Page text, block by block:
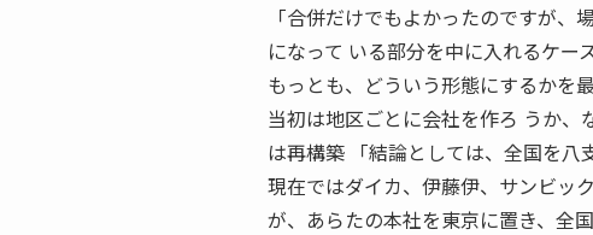
「合併だけでもよかったのですが
になって いる部分を中に入れるケー
もっとも、どういう形態にするかを
当初は地区ごとに会社を作ろ うか
は再構築 「結論としては、全国を八
現在ではダイカ、伊藤伊、サンビッ
が、あらたの本社を東京に置き、全